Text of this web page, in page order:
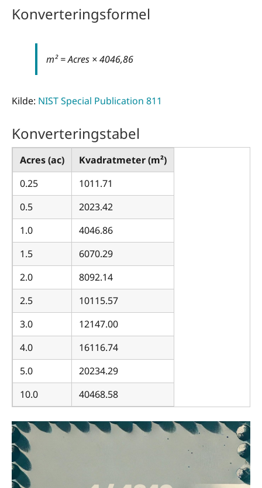
Konverteringsformel
m² = Acres × 4046,86
Kilde: NIST Special Publication 811
Konverteringstabel
Acres (ac)
Kvadratmeter (m²)
0.25
1011.71
0.5
2023.42
1.0
4046.86
1.5
6070.29
2.0
8092.14
2.5
10115.57
3.0
12147.00
4.0
16116.74
5.0
20234.29
10.0
40468.58